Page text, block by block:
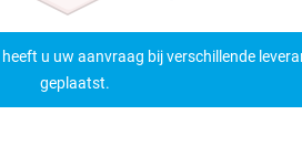
heeft u uw aanvraag bij verschillende
geplaatst.